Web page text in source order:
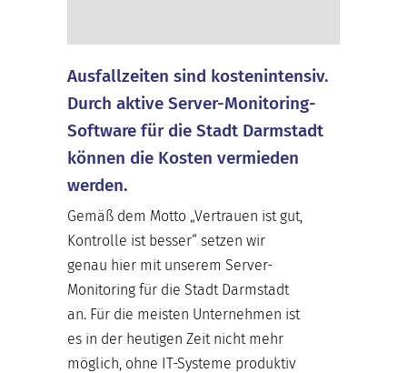
Ausfallzeiten sind kostenintensiv.
Durch aktive Server-Monitoring-
Software für die Stadt Darmstadt
können die Kosten vermieden
werden.
Gemäß dem Motto „Vertrauen ist gut,
Kontrolle ist besser“ setzen wir
genau hier mit unserem Server-
Monitoring für die Stadt Darmstadt
an. Für die meisten Unternehmen ist
es in der heutigen Zeit nicht mehr
möglich, ohne IT-Systeme produktiv